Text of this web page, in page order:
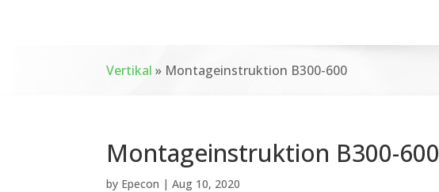
Vertikal » Montageinstruktion B300-600
Montageinstruktion B300-600
by Epecon |Aug 10, 2020